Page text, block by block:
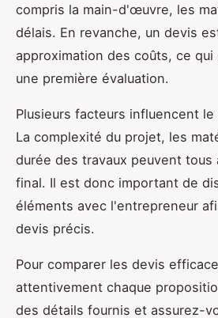
compris la main-d'œuvre, les
délais. En revanche, un devis
approximation des coûts, ce
une première évaluation.
Plusieurs facteurs influencent
La complexité du projet, les
durée des travaux peuvent
final. Il est donc important de
éléments avec l'entrepreneur
devis précis.
Pour comparer les devis
attentivement chaque
des détails fournis et assurez-